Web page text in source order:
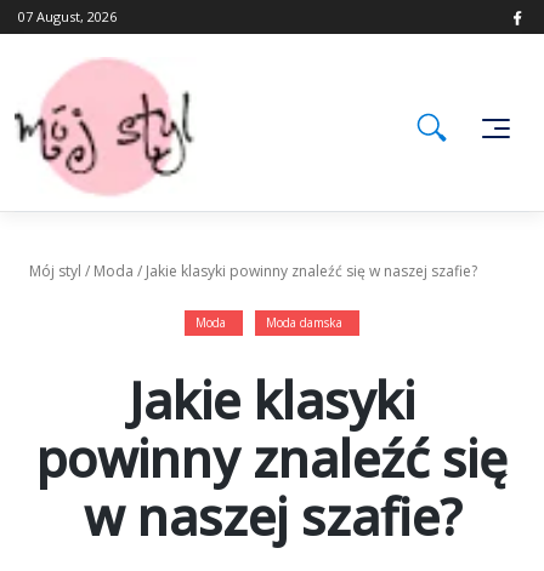
Skip
to
07 August, 2026
Mój styl / Moda / Jakie klasyki powinny znaleźć się w naszej szafie?
Moda Moda damska
Jakie klasyki
powinny znaleźć się
w naszej szafie?